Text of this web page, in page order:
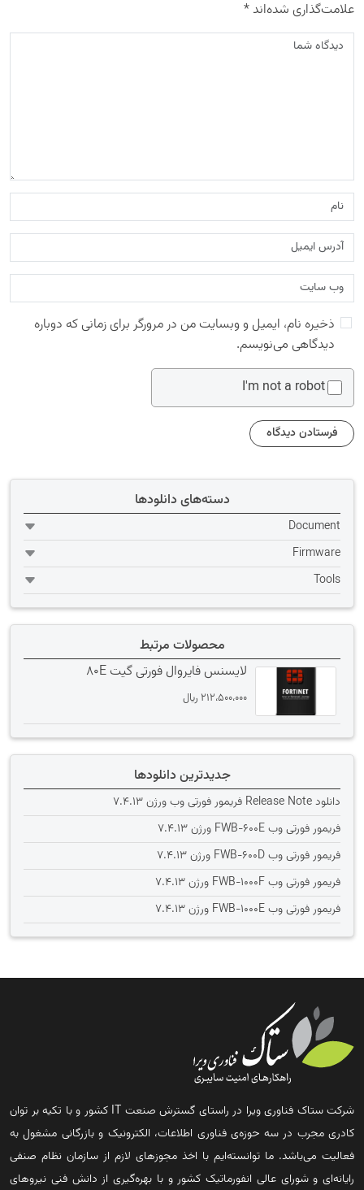
علامت‌گذاری شده‌اند*
ذخیره نام، ایمیل و وبسایت من در مرورگر برای زمانی که دوباره
دیدگاهی می‌نویسم.
I'm not a robot
دسته‌های دانلودها
Document
Firmware
Tools
محصولات مرتبط
لایسنس فایروال فورتی گیت 80E
212،500،000 ﷼
جدیدترین دانلودها
دانلود Release Note فریمور فورتی وب ورژن 7.4.13
فریمور فورتی وب FWB-600E ورژن 7.4.13
فریمور فورتی وب FWB-600D ورژن 7.4.13
فریمور فورتی وب FWB-1000F ورژن 7.4.13
فریمور فورتی وب FWB-1000E ورژن 7.4.13
شرکت ستاک فناوری ویرا در راستای گسترش صنعت IT کشور و با تکیه بر توان
کادری مجرب در سه حوزه‌ی فناوری اطلاعات، الکترونیک و بازرگانی مشغول به
فعالیت می‌باشد. ما توانسته‌ایم با اخذ مجوزهای لازم از سازمان نظام صنفی
رایانه‌ای و شورای عالی انفورماتیک کشور و با بهره‌گیری از دانش فنی نیروهای